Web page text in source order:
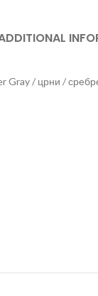
Gray / црни /